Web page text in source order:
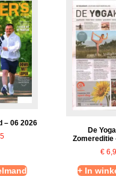
– 06 2026
De
Zomereditie
€
+ In